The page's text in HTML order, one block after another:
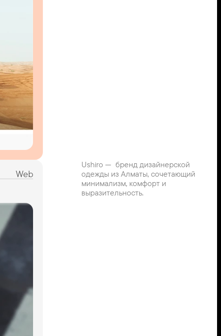
Web
Ushiro —  бренд дизайнерской
одежды из Алматы, сочетающий
минимализм, комфорт и
выразительность.